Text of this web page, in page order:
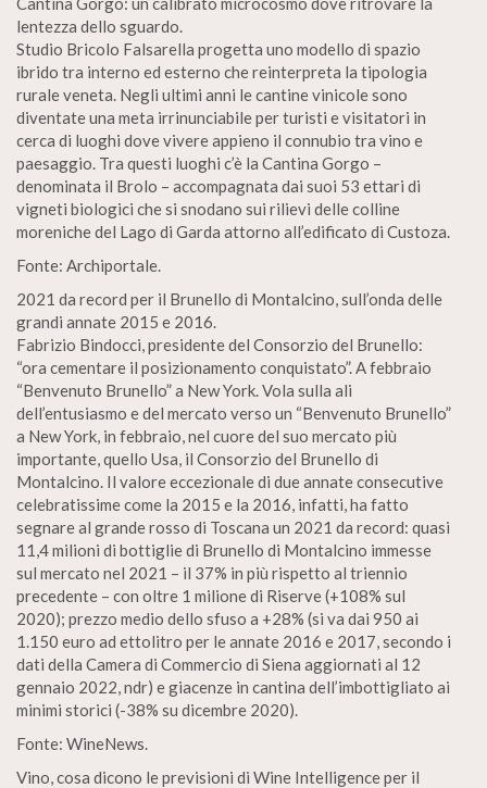
lentezza dello sguardo.
Studio Bricolo Falsarella progetta uno modello di spazio
ibrido tra interno ed esterno che reinterpreta la tipologia
rurale veneta. Negli ultimi anni le cantine vinicole sono
diventate una meta irrinunciabile per turisti e visitatori in
cerca di luoghi dove vivere appieno il connubio tra vino e
paesaggio. Tra questi luoghi c’è la Cantina Gorgo –
denominata il Brolo – accompagnata dai suoi 53 ettari di
vigneti biologici che si snodano sui rilievi delle colline
moreniche del Lago di Garda attorno all’edificato di Custoza.
Fonte: Archiportale.
2021 da record per il Brunello di Montalcino, sull’onda delle
grandi annate 2015 e 2016.
Fabrizio Bindocci, presidente del Consorzio del Brunello:
“ora cementare il posizionamento conquistato”. A febbraio
“Benvenuto Brunello” a New York. Vola sulla ali
dell’entusiasmo e del mercato verso un “Benvenuto Brunello”
a New York, in febbraio, nel cuore del suo mercato più
importante, quello Usa, il Consorzio del Brunello di
Montalcino. Il valore eccezionale di due annate consecutive
celebratissime come la 2015 e la 2016, infatti, ha fatto
segnare al grande rosso di Toscana un 2021 da record: quasi
11,4 milioni di bottiglie di Brunello di Montalcino immesse
sul mercato nel 2021 – il 37% in più rispetto al triennio
precedente – con oltre 1 milione di Riserve (+108% sul
2020); prezzo medio dello sfuso a +28% (si va dai 950 ai
1.150 euro ad ettolitro per le annate 2016 e 2017, secondo i
dati della Camera di Commercio di Siena aggiornati al 12
gennaio 2022, ndr) e giacenze in cantina dell’imbottigliato ai
minimi storici (-38% su dicembre 2020).
Fonte: WineNews.
Vino, cosa dicono le previsioni di Wine Intelligence per il